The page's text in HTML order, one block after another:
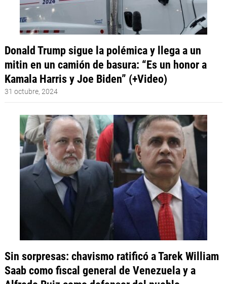
Donald Trump sigue la polémica y llega a un
mitin en un camión de basura: “Es un honor a
Kamala Harris y Joe Biden” (+Video)
31 octubre, 2024
Sin sorpresas: chavismo ratificó a Tarek William
Saab como fiscal general de Venezuela y a